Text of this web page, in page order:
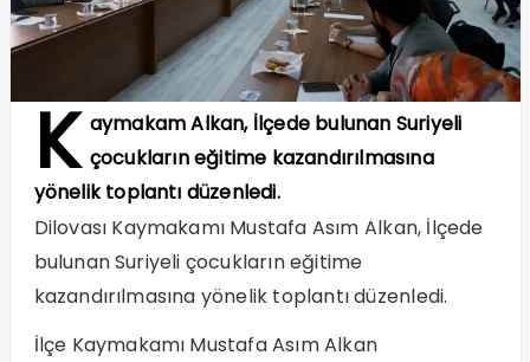
K aymakam Alkan, İlçede bulunan Suriyeli
çocukların eğitime kazandırılmasına
yönelik toplantı düzenledi.
Dilovası Kaymakamı Mustafa Asım Alkan, İlçede
bulunan Suriyeli çocukların eğitime
kazandırılmasına yönelik toplantı düzenledi.
İlçe Kaymakamı Mustafa Asım Alkan